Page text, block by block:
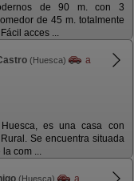
de 90 m. con 3
de 45 m. totalmente
acces ...
(Huesca)
a
es una casa con
Se encuentra situada
com ...
(Huesca)
a